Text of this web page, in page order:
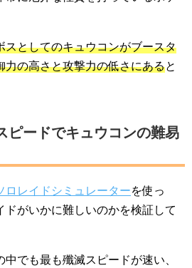
スとしてのキュウコンがブースタ
力の高さと攻撃力の低さにあると
ピードでキュウコンの難易
ロレイドシミュレーターを使っ
がいかに難しいのかを検証して
でも最も殲滅スピードが速い、